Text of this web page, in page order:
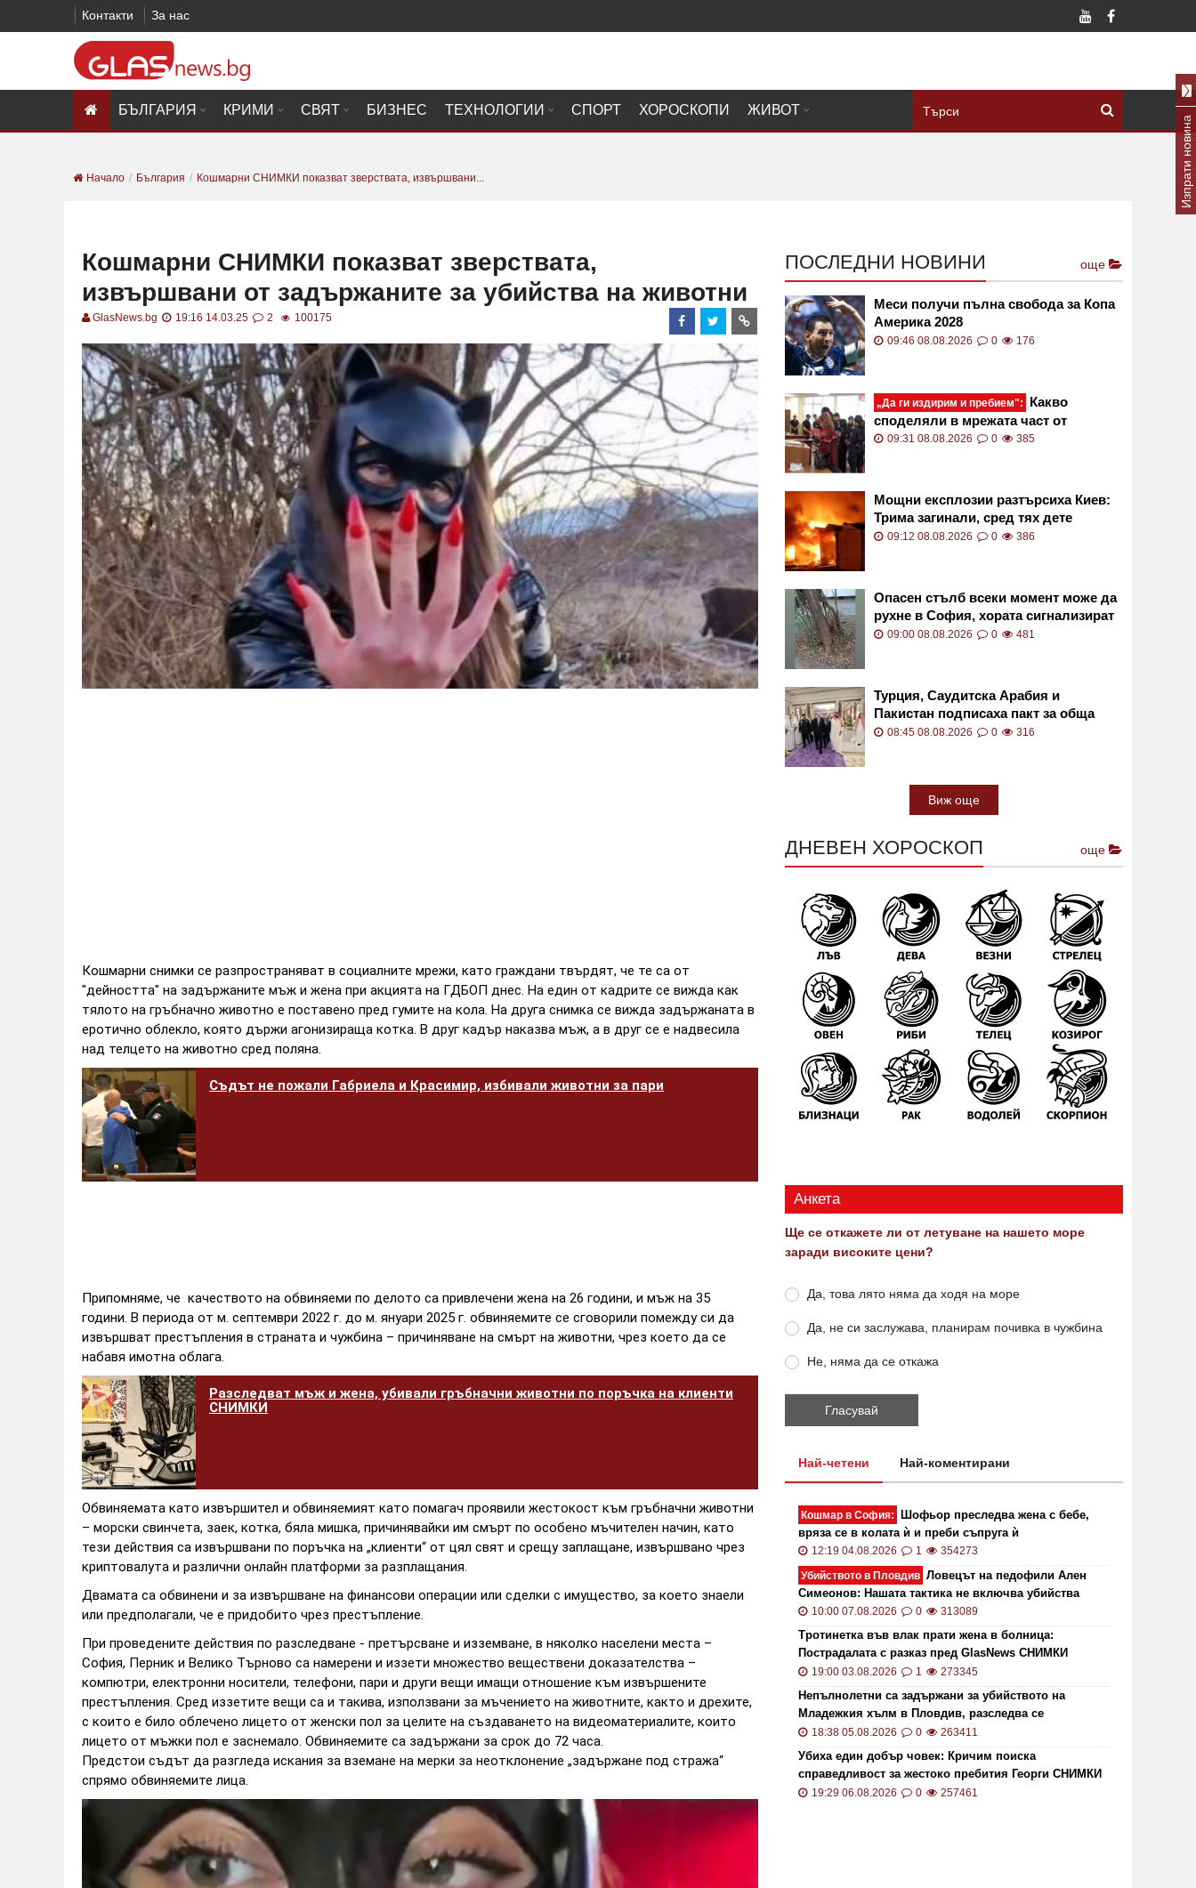
Контакти За нас
БЪЛГАРИЯ КРИМИ СВЯТ БИЗНЕС ТЕХНОЛОГИИ СПОРТ ХОРОСКОПИ ЖИВОТ
Начало България Кошмарни СНИМКИ показват зверствата, извършвани...
Кошмарни СНИМКИ показват зверствата,
извършвани от задържаните за убийства на животни
GlasNews.bg 19:16 14.03.25 2 100175
Кошмарни снимки се разпространяват в социалните мрежи, като граждани твърдят, че те са от
"дейността" на задържаните мъж и жена при акцията на ГДБОП днес. На един от кадрите се вижда как
тялото на гръбначно животно е поставено пред гумите на кола. На друга снимка се вижда задържаната в
еротично облекло, която държи агонизираща котка. В друг кадър наказва мъж, а в друг се е надвесила
над телцето на животно сред поляна.
Съдът не пожали Габриела и Красимир, избивали животни за пари
Припомняме, че качеството на обвиняеми по делото са привлечени жена на 26 години, и мъж на 35
години. В периода от м. септември 2022 г. до м. януари 2025 г. обвиняемите се сговорили помежду си да
извършват престъпления в страната и чужбина – причиняване на смърт на животни, чрез което да се
набавя имотна облага.
Разследват мъж и жена, убивали гръбначни животни по поръчка на клиенти
СНИМКИ
Обвиняемата като извършител и обвиняемият като помагач проявили жестокост към гръбначни животни
– морски свинчета, заек, котка, бяла мишка, причинявайки им смърт по особено мъчителен начин, като
тези действия са извършвани по поръчка на „клиенти“ от цял свят и срещу заплащане, извършвано чрез
криптовалута и различни онлайн платформи за разплащания.
Двамата са обвинени и за извършване на финансови операции или сделки с имущество, за което знаели
или предполагали, че е придобито чрез престъпление.
При проведените действия по разследване - претърсване и изземване, в няколко населени места –
София, Перник и Велико Търново са намерени и иззети множество веществени доказателства –
компютри, електронни носители, телефони, пари и други вещи имащи отношение към извършените
престъпления. Сред иззетите вещи са и такива, използвани за мъчението на животните, както и дрехите,
с които е било облечено лицето от женски пол за целите на създаването на видеоматериалите, които
лицето от мъжки пол е заснемало. Обвиняемите са задържани за срок до 72 часа.
Предстои съдът да разгледа искания за вземане на мерки за неотклонение „задържане под стража“
спрямо обвиняемите лица.
ПОСЛЕДНИ НОВИНИ още
Меси получи пълна свобода за Копа
Америка 2028
09:46 08.08.2026 0 176
„Да ги издирим и пребием":
Какво
споделяли в мрежата част от
обвиняемите за убийството в
09:31 08.08.2026 0 385
Мощни експлозии разтърсиха Киев:
Трима загинали, сред тях дете
09:12 08.08.2026 0 386
Опасен стълб всеки момент може да
рухне в София, хората сигнализират
от седмица ВИДЕО
09:00 08.08.2026 0 481
Турция, Саудитска Арабия и
Пакистан подписаха пакт за обща
отбрана
08:45 08.08.2026 0 316
Виж още
ДНЕВЕН ХОРОСКОП още
Анкета
Ще се откажете ли от летуване на нашето море
заради високите цени?
Да, това лято няма да ходя на море
Да, не си заслужава, планирам почивка в чужбина
Не, няма да се откажа
Най-четени Най-коментирани
Кошмар в София:
Шофьор преследва жена с бебе,
вряза се в колата ѝ и преби съпруга ѝ
12:19 04.08.2026 1
354273
Убийството в Пловдив Ловецът на педофили Ален
Симеонов: Нашата тактика не включва убийства
10:00 07.08.2026 0 313089
Тротинетка във влак прати жена в болница:
Пострадалата с разказ пред GlasNews СНИМКИ
19:00 03.08.2026 1 273345
Непълнолетни са задържани за убийството на
Младежкия хълм в Пловдив, разследва се
хомофобски мотив
18:38 05.08.2026 0 263411
Убиха един добър човек: Кричим поиска
справедливост за жестоко пребития Георги СНИМКИ
и ВИДЕО
19:29 06.08.2026 0 257461
Изпрати новина